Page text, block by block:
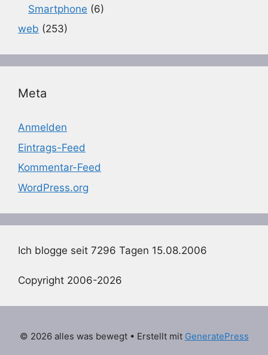
Smartphone (6)
web (253)
Meta
Anmelden
Eintrags-Feed
Kommentar-Feed
WordPress.org
Ich blogge seit 7296 Tagen 15.08.2006
Copyright 2006-2026
© 2026 alles was bewegt• Erstellt mit GeneratePress